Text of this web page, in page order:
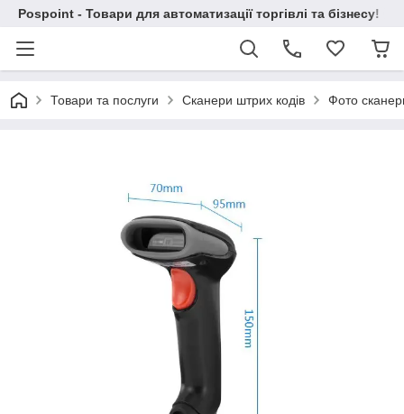
Pospoint - Товари для автоматизації торгівлі та бізнесу!
Товари та послуги Сканери штрих кодів Фото